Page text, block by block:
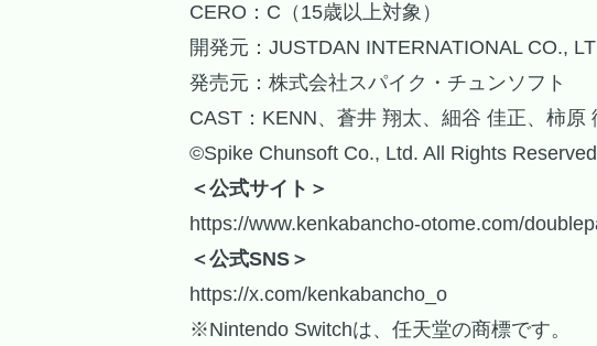
CERO：C（15歳以上対象）
開発元：JUSTDAN INTERNATIONAL CO.,
発売元：株式会社スパイク・チュンソフト
CAST：KENN、蒼井 翔太、細谷 佳正、柿
©Spike Chunsoft Co., Ltd. All Rights
＜公式サイト＞
https://www.kenkabancho-otome.com/
＜公式SNS＞
https://x.com/kenkabancho_o
※Nintendo Switchは、任天堂の商標です。